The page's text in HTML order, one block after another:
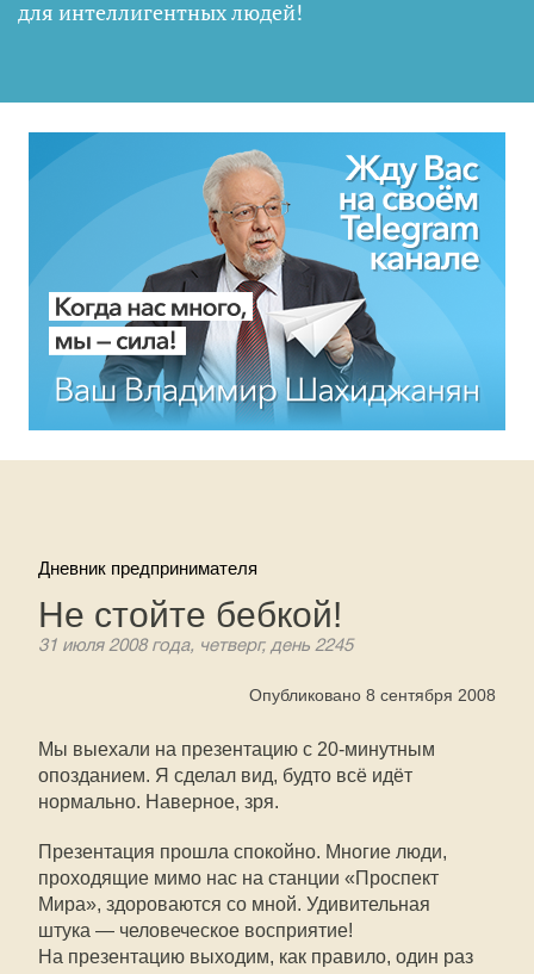
для интеллигентных людей!
Дневник предпринимателя
Не стойте бебкой!
31 июля 2008 года, четверг, день 2245
Опубликовано 8 сентября 2008
Мы выехали на презентацию с 20-минутным
опозданием. Я сделал вид, будто всё идёт
нормально. Наверное, зря.
Презентация прошла спокойно. Многие люди,
проходящие мимо нас на станции «Проспект
Мира», здороваются со мной. Удивительная
штука — человеческое восприятие!
На презентацию выходим, как правило, один раз